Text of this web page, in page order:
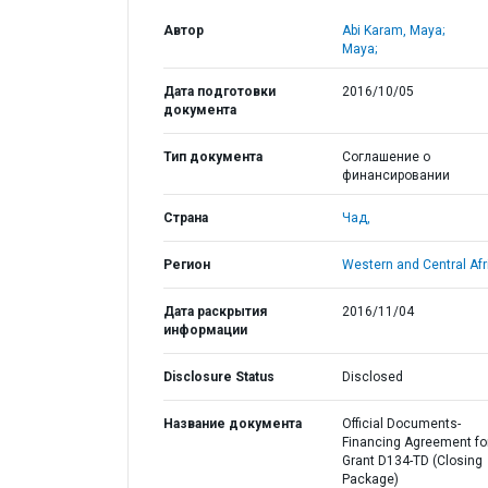
Автор
Abi Karam, Maya;
Maya;
Дата подготовки
документа
2016/10/05
Тип документа
Соглашение о
финансировании
Страна Чад,
Регион Western and Central
Дата раскрытия
информации
2016/11/04
Disclosure Status Disclosed
Название документа
Official Documents-
Financing Agreement
Grant D134-TD (Closing
Package)